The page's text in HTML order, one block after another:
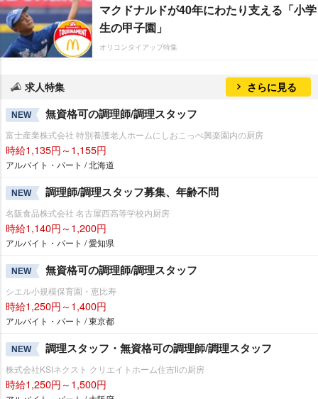
マクドナルドが40年にわたり支える「小学
生の甲子園」
オリコンタイアップ特集
求人特集 さらに見る
NEW 無資格可の調理師/調理スタッフ
富士産業株式会社 特別養護老人ホームにしおこっぺ興楽園内の厨房
時給1,135円～1,155円
アルバイト・パート / 北海道
NEW 調理師/調理スタッフ募集、年齢不問
名阪食品株式会社 名古屋西高等学校内厨房
時給1,140円～1,200円
アルバイト・パート / 愛知県
NEW 無資格可の調理師/調理スタッフ
シエル小規模保育園・恵比寿
時給1,250円～1,400円
アルバイト・パート / 東京都
NEW 調理スタッフ・無資格可の調理師/調理スタッフ
株式会社KSIネクスト クリエイトホーム住吉Ⅱの厨房
時給1,250円～1,500円